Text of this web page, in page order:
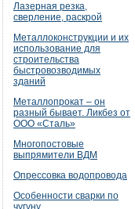
Лазерная резка,
сверление, раскрой
Металлоконструкции и их
использование для
строительства
быстровозводимых
зданий
Металлопрокат – он
разный бывает. Ликбез от
ООО «Сталь»
Многопостовые
выпрямители ВДМ
Опрессовка водопровода
Особенности сварки по
чугуну